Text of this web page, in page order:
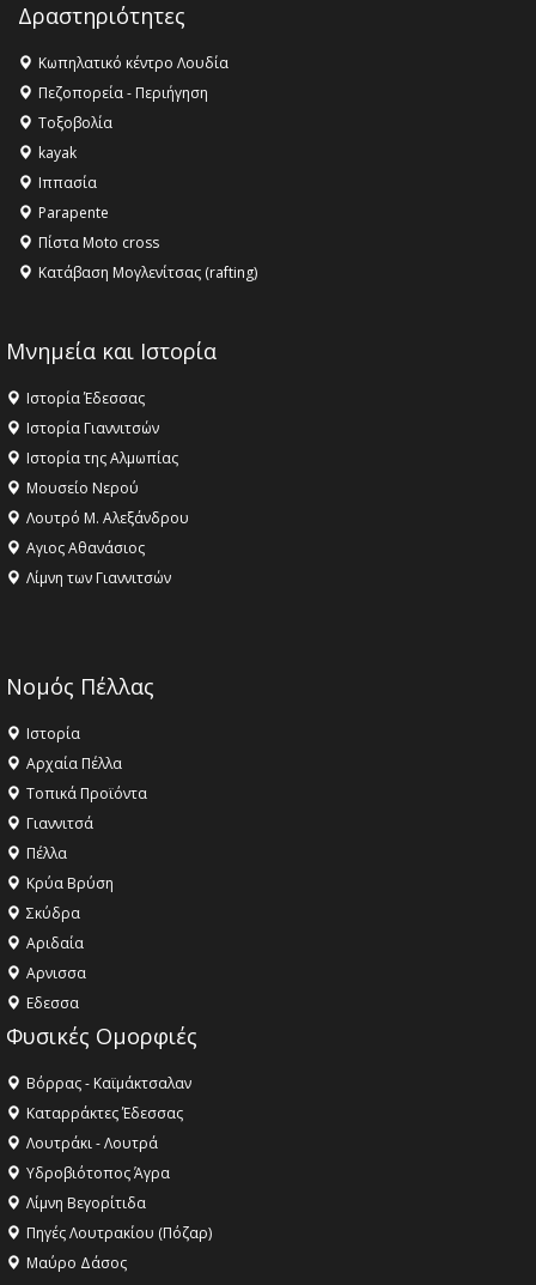
16:27 - Όλυμπος: Εντάχθηκε στον Κατάλογο Παγκόσμιας
Κληρονομιάς της UNESCO – Ομόφωνη η απόφαση Ο
Όλυμπος αναγνωρίστηκε ως φυσικό και πολιτιστικό
αγαθό εξέχουσας οικουμενικής αξίας για την
ανθρωπότητα
16:18 -
ΣΤΗΝ ΕΔΕΣΣΑ
Δραστηριότητες
Κωπηλατικό κέντρο Λουδία
Πεζοπορεία - Περιήγηση
Τοξοβολία
kayak
Ιππασία
Parapente
Πίστα Moto cross
Κατάβαση Μογλενίτσας (rafting)
Μνημεία και Ιστορία
Ιστορία Έδεσσας
Ιστορία Γιαννιτσών
Ιστορία της Αλμωπίας
Μουσείο Νερού
Λουτρό Μ. Αλεξάνδρου
Αγιος Αθανάσιος
Λίμνη των Γιαννιτσών
Νομός Πέλλας
Ιστορία
Αρχαία Πέλλα
Τοπικά Προϊόντα
Γιαννιτσά
Πέλλα
Κρύα Βρύση
Σκύδρα
Αριδαία
Aρνισσα
Eδεσσα
Φυσικές Ομορφιές
Βόρρας - Καϊμάκτσαλαν
Καταρράκτες Έδεσσας
Λουτράκι - Λουτρά
Υδροβιότοπος Άγρα
Λίμνη Βεγορίτιδα
Πηγές Λουτρακίου (Πόζαρ)
Μαύρο Δάσος